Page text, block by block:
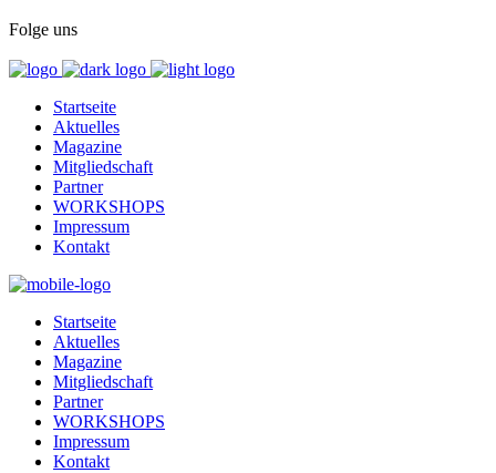
Folge uns
Startseite
Aktuelles
Magazine
Mitgliedschaft
Partner
WORKSHOPS
Impressum
Kontakt
Startseite
Aktuelles
Magazine
Mitgliedschaft
Partner
WORKSHOPS
Impressum
Kontakt